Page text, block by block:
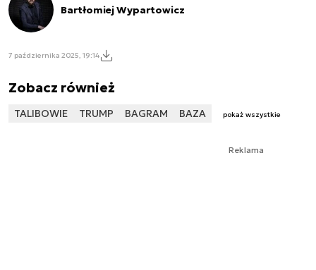
Bartłomiej Wypartowicz
7 października 2025, 19:14
Zobacz również
TALIBOWIE TRUMP BAGRAM BAZA pokaż wszystkie
Reklama